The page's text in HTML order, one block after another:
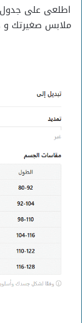
اطلعى على جدول
ملابس صغيرتك و